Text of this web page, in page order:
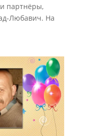
партнёры,
Любавич. На